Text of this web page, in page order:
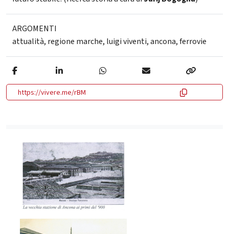
ARGOMENTI
attualità, regione marche, luigi viventi,ancona,ferrovie
https://vivere.me/rBM